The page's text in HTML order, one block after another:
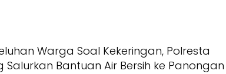
Warga Soal Kekeringan, Polresta
Salurkan Bantuan Air Bersih ke Panongan